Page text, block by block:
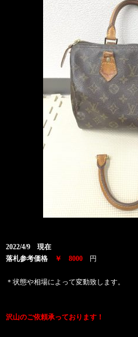
2022/4/9 現在
落札参考価格
￥ 8000 円
＊状態や相場によって変動致します。
沢山のご依頼承っております！